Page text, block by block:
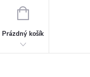
NÁKUPNÍ
Prázdný košík